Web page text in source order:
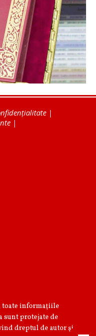
|
|
informaţiile
sunt protejate de
dreptul de autor şi